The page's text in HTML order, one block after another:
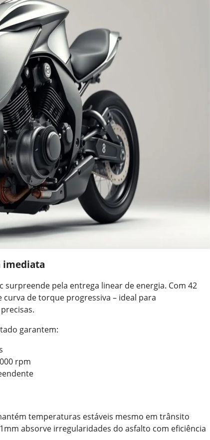
imediata
surpreende pela entrega linear de energia. Com 42
curva de torque progressiva – ideal para
garantem:
rpm
temperaturas estáveis mesmo em trânsito
absorve irregularidades do asfalto com eficiência